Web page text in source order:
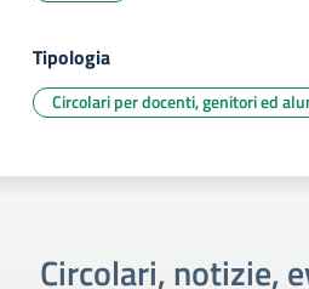
Tipologia
Circolari per docenti, genitori ed
Circolari, notizie,